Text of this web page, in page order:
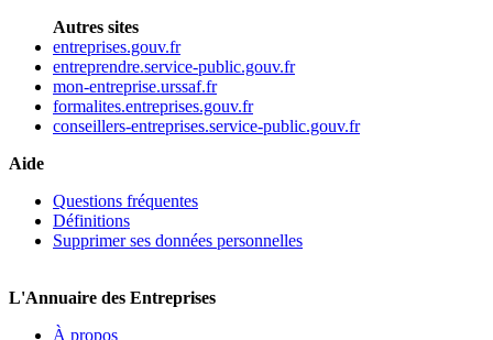
Autres sites
entreprises.gouv.fr
entreprendre.service-public.gouv.fr
mon-entreprise.urssaf.fr
formalites.entreprises.gouv.fr
conseillers-entreprises.service-public.gouv.fr
Aide
Questions fréquentes
Définitions
Supprimer ses données personnelles
L'Annuaire des Entreprises
À propos